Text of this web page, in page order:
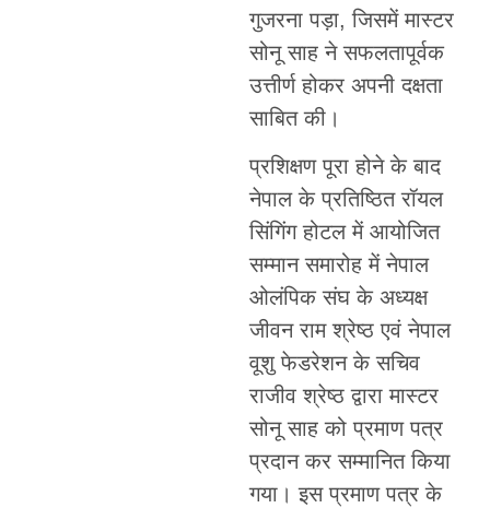
गुजरना पड़ा, जिसमें मास्टर
सोनू साह ने सफलतापूर्वक
उत्तीर्ण होकर अपनी दक्षता
साबित की।
प्रशिक्षण पूरा होने के बाद
नेपाल के प्रतिष्ठित रॉयल
सिंगिंग होटल में आयोजित
सम्मान समारोह में नेपाल
ओलंपिक संघ के अध्यक्ष
जीवन राम श्रेष्ठ एवं नेपाल
वूशु फेडरेशन के सचिव
राजीव श्रेष्ठ द्वारा मास्टर
सोनू साह को प्रमाण पत्र
प्रदान कर सम्मानित किया
गया। इस प्रमाण पत्र के